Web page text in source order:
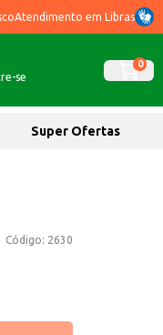
Atendimento em Libras
se
0
Super Ofertas
Código: 2630